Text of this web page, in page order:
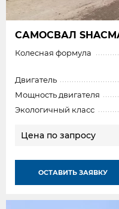
САМОСВАЛ
Колесная формула
Двигатель
Мощность двигателя
Экологичный класс
Цена по запросу
ОСТАВИТЬ ЗАЯВКУ